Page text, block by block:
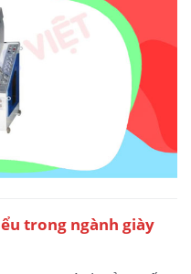
trong ngành giày